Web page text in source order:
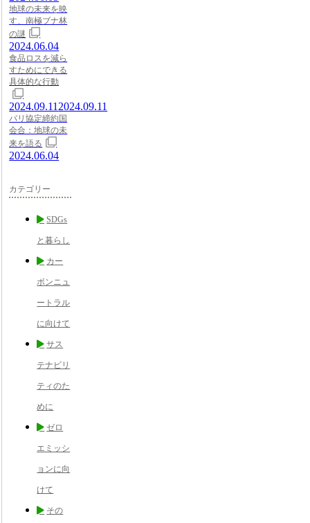
地球の未来を映
す、南極ブナ林
の謎
2024.06.04
食品ロスを減ら
すためにできる
具体的な行動
2024.09.11 2024.09.11
パリ協定締約国
会合：地球の未
来を語る
2024.06.04
カテゴリー
SDGs
と暮らし
カー
ボンニュ
ートラル
に向けて
サス
テナビリ
ティのた
めに
ゼロ
エミッシ
ョンに向
けて
その